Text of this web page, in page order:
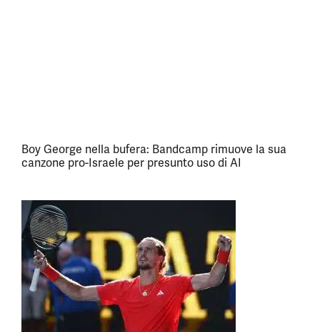
Boy George nella bufera: Bandcamp rimuove la sua
canzone pro-Israele per presunto uso di AI